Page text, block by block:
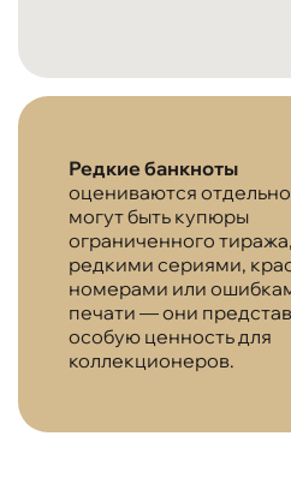
Редкие банкноты
оцениваются
могут быть купюры
ограниченного
редкими сериями,
номерами или
печати — они
особую ценность для
коллекционеров.